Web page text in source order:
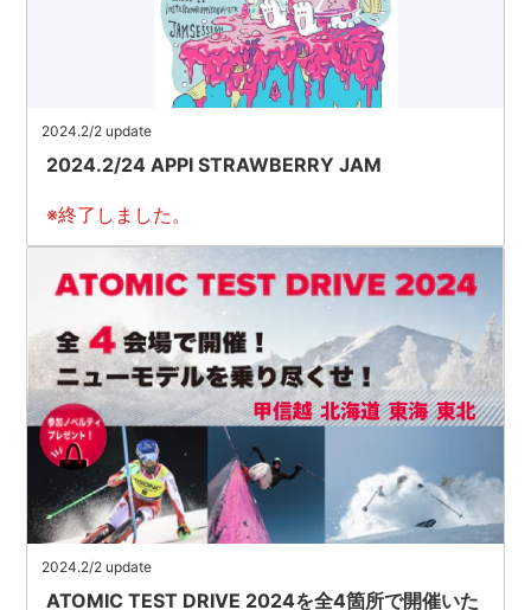
2024.2/2 update
2024.2/24 APPI STRAWBERRY JAM
※終了しました。
2024.2/2 update
ATOMIC TEST DRIVE 2024を全4箇所で開催いた